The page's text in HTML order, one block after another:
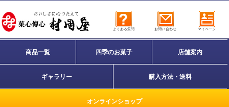
よくある質問 お問い合わせ マイページ
商品一覧 四季のお菓子 店舗案内
ギャラリー 購入方法・送料
オンラインショップ